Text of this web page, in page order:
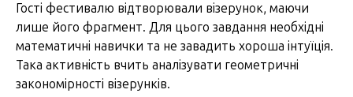
Гості фестивалю відтворювали візерунок, маючи
лише його фрагмент. Для цього завдання необхідні
математичні навички та не завадить хороша інтуїція.
Така активність вчить аналізувати геометричні
закономірності візерунків.